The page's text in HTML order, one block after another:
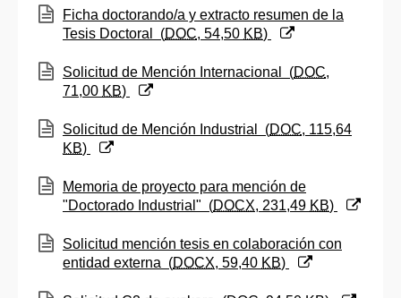
(Abre una nueva ventana)
Ficha doctorando/a y extracto resumen de la
Tesis Doctoral
(DOC, 54,50 KB)
(Abre una nueva ventana)
Solicitud de Mención Internacional (DOC,
71,00 KB)
(Abre una nueva ventana)
Solicitud de Mención Industrial (DOC, 115,64
KB)
(Abre una nueva ventana)
Memoria de proyecto para mención de
"Doctorado Industrial" (DOCX, 231,49 KB)
(Abre una nueva ventana)
Solicitud mención tesis en colaboración con
entidad externa (DOCX, 59,40 KB)